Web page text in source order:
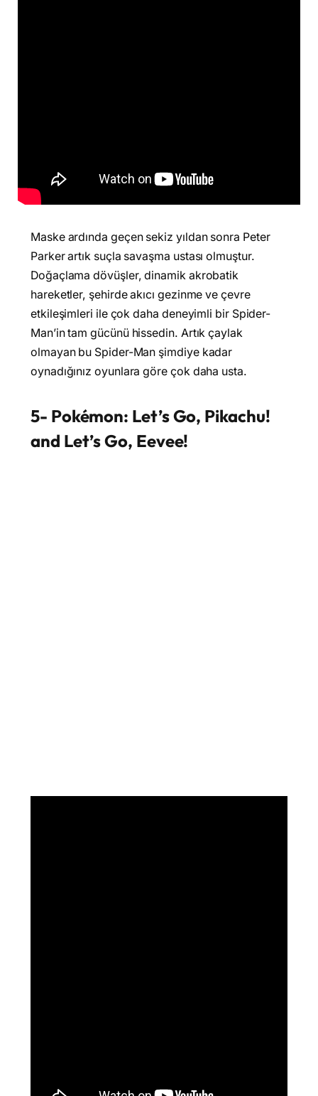
Maske ardında geçen sekiz yıldan sonra Peter
Parker artık suçla savaşma ustası olmuştur.
Doğaçlama dövüşler, dinamik akrobatik
hareketler, şehirde akıcı gezinme ve çevre
etkileşimleri ile çok daha deneyimli bir Spider-
Man’in tam gücünü hissedin. Artık çaylak
olmayan bu Spider-Man şimdiye kadar
oynadığınız oyunlara göre çok daha usta.
5- Pokémon: Let’s Go, Pikachu!
and Let’s Go, Eevee!